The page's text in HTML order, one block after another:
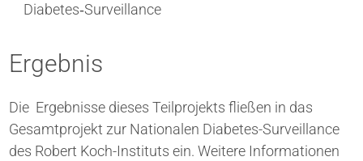
Diabetes‐Surveillance
Ergebnis
Die Ergebnisse dieses Teilprojekts fließen in das
Gesamtprojekt zur Nationalen Diabetes-Surveillance
des Robert Koch-Instituts ein. Weitere Informationen